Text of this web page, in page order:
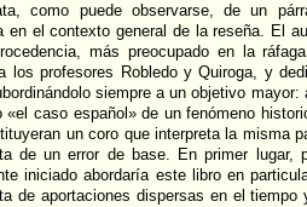
como puede observarse, de un
en el contexto general de la reseña. El
más preocupado en la
los profesores Robledo y Quiroga, y
siempre a un objetivo mayor:
«el caso español» de un fenómeno
un coro que interpreta la misma
de un error de base. En primer lugar,
iniciado abordaría este libro en
de aportaciones dispersas en el